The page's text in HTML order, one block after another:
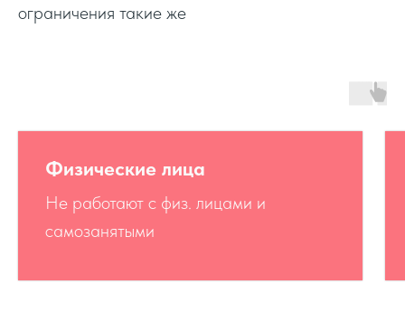
ограничения такие же
Физические лица
Не работают с физ. лицами и
самозанятыми